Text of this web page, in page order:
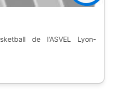
de l'ASVEL Lyon-